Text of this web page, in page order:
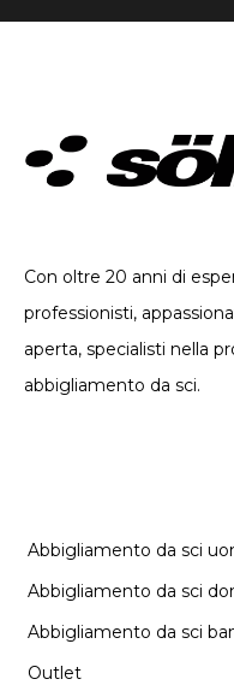
Con oltre 20 anni di
professionisti,
aperta, specialisti nella
abbigliamento da sci.
Abbigliamento da sci
Abbigliamento da sci
Abbigliamento da sci
Outlet